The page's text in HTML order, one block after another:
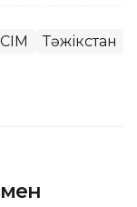
СІМ Тәжікстан